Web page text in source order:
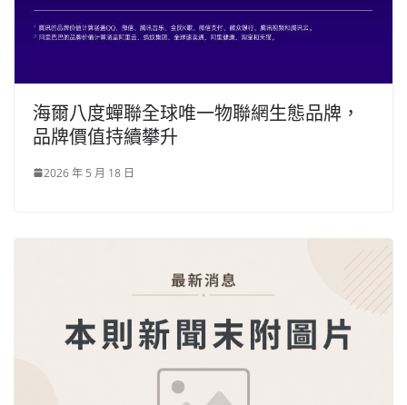
海爾八度蟬聯全球唯一物聯網生態品牌，
品牌價值持續攀升
2026 年 5 月 18 日